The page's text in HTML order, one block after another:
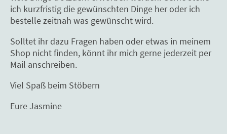
ich kurzfristig die gewünschten Dinge her oder ich
bestelle zeitnah was gewünscht wird.
Solltet ihr dazu Fragen haben oder etwas in meinem
Shop nicht finden, könnt ihr mich gerne jederzeit per
Mail anschreiben.
Viel Spaß beim Stöbern
Eure Jasmine